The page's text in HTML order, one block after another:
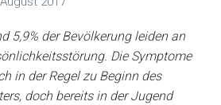
5,9% der Bevölkerung leiden an
Die Symptome
in der Regel zu Beginn des
doch bereits in der Jugend